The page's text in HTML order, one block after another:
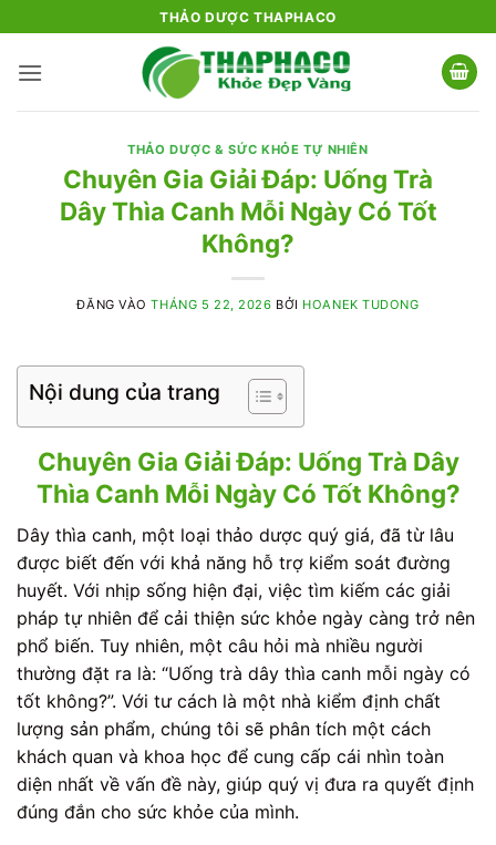
qua
nội
THẢO DƯỢC THAPHACO
THẢO DƯỢC & SỨC KHỎE TỰ NHIÊN
Chuyên Gia Giải Đáp: Uống Trà
Dây Thìa Canh Mỗi Ngày Có Tốt
Không?
ĐĂNG VÀOTHÁNG 5 22, 2026 BỞI HOANEK TUDONG
Nội dung của trang
Chuyên Gia Giải Đáp: Uống Trà Dây
Thìa Canh Mỗi Ngày Có Tốt Không?
Dây thìa canh, một loại thảo dược quý giá, đã từ lâu
được biết đến với khả năng hỗ trợ kiểm soát đường
huyết. Với nhịp sống hiện đại, việc tìm kiếm các giải
pháp tự nhiên để cải thiện sức khỏe ngày càng trở nên
phổ biến. Tuy nhiên, một câu hỏi mà nhiều người
thường đặt ra là: “Uống trà dây thìa canh mỗi ngày có
tốt không?”. Với tư cách là một nhà kiểm định chất
lượng sản phẩm, chúng tôi sẽ phân tích một cách
khách quan và khoa học để cung cấp cái nhìn toàn
diện nhất về vấn đề này, giúp quý vị đưa ra quyết định
đúng đắn cho sức khỏe của mình.